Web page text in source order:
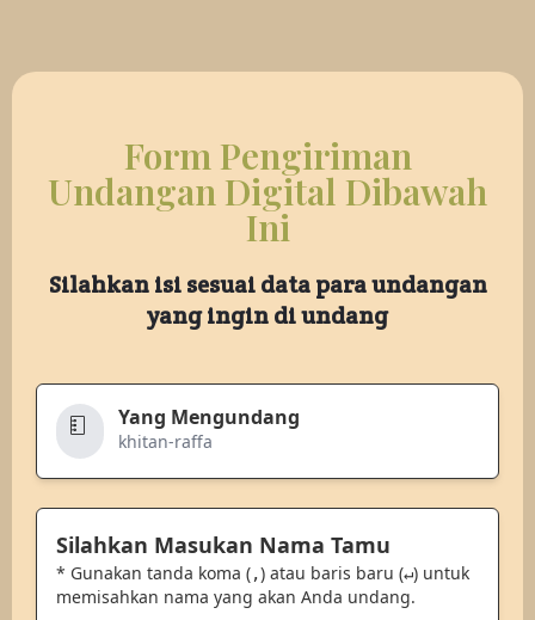
Form Pengiriman
Undangan Digital Dibawah
Ini
Silahkan isi sesuai data para undangan
yang ingin di undang
Yang Mengundang
khitan-raffa
Silahkan Masukan Nama Tamu
* Gunakan tanda koma (,) atau baris baru (↵) untuk
memisahkan nama yang akan Anda undang.